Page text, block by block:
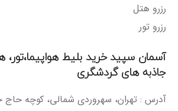
رزرو هتل
رزرو تور
آسمان سپید خرید بلیط
جاذبه های گردشگری